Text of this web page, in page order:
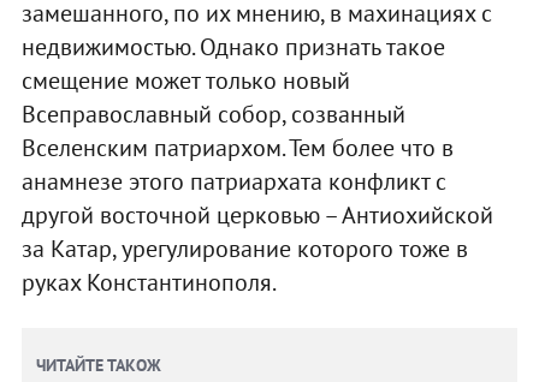
замешанного, по их мнению, в махинациях с
недвижимостью. Однако признать такое
смещение может только новый
Всеправославный собор, созванный
Вселенским патриархом. Тем более что в
анамнезе этого патриархата конфликт с
другой восточной церковью – Антиохийской
за Катар, урегулирование которого тоже в
руках Константинополя.
ЧИТАЙТЕ ТАКОЖ